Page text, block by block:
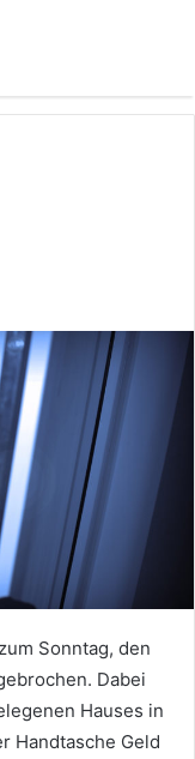
Sonntag, den
Dabei
Hauses in
Handtasche Geld